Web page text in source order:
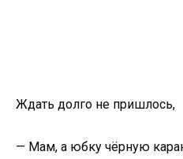
Ждать долго не пришлось,
— Мам, а юбку чёрную